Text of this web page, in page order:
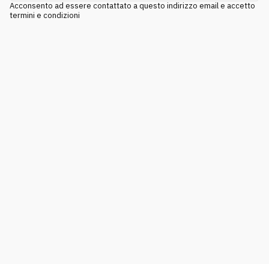
Acconsento ad essere contattato a questo indirizzo email e accetto
termini e condizioni